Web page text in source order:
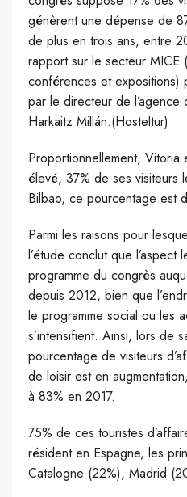
génèrent une dépense de
de plus en trois ans, entre
rapport sur le secteur MICE
conférences et expositions)
par le directeur de l’agence
Harkaitz Millán.(Hosteltur)
Proportionnellement,
élevé, 37% de ses visiteurs
Bilbao, ce pourcentage est
Parmi les raisons pour
l’étude conclut que l’aspect
programme du congrès
depuis 2012, bien que
le programme social ou les
s’intensifient. Ainsi, lors de
pourcentage de visiteurs
de loisir est en
à 83% en 2017.
75% de ces touristes
résident en Espagne, les
Catalogne (22%), Madrid